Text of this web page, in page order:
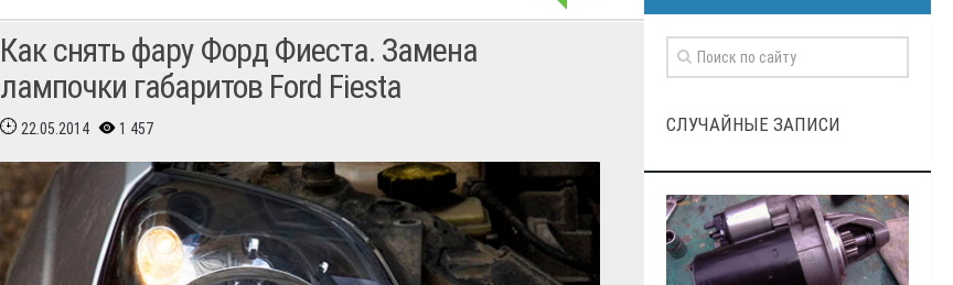
Как снять фару Форд Фиеста. Замена
лампочки габаритов Ford Fiesta
22.05.2014 1 457 СЛУЧАЙНЫЕ ЗАПИСИ